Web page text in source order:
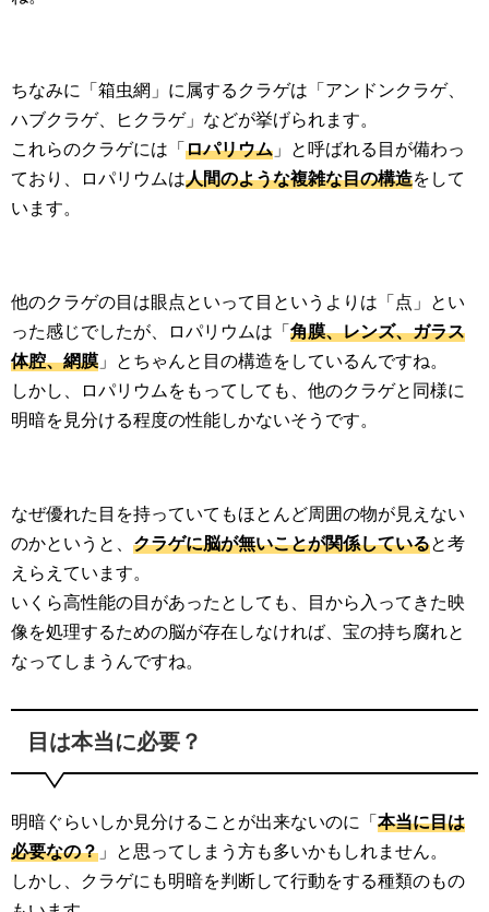
ちなみに「箱虫網」に属するクラゲは「アンドンクラゲ、
ハブクラゲ、ヒクラゲ」などが挙げられます。
これらのクラゲには「ロパリウム 」と呼ばれる目が備わっ
ており、ロパリウムは人間のような複雑な目の構造をして
います。
他のクラゲの目は眼点といって目というよりは「点」とい
った感じでしたが、ロパリウムは「角膜、レンズ、ガラス
体腔、網膜 」とちゃんと目の構造をしているんですね。
しかし、ロパリウムをもってしても、他のクラゲと同様に
明暗を見分ける程度の性能しかないそうです。
なぜ優れた目を持っていてもほとんど周囲の物が見えない
のかというと、 クラゲに脳が無いことが関係していると考
えらえています。
いくら高性能の目があったとしても、目から入ってきた映
像を処理するための脳が存在しなければ、宝の持ち腐れと
なってしまうんですね。
目は本当に必要？
明暗ぐらいしか見分けることが出来ないのに「本当に目は
必要なの？ 」と思ってしまう方も多いかもしれません。
しかし、クラゲにも明暗を判断して行動をする種類のもの